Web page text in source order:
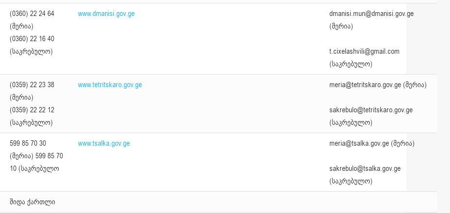
(0360) 22 24 64
(მერია)
(0360) 22 16 40
(საკრებულო)
www.dmanisi.gov.ge
dmanisi.mun@dmanisi.gov.ge
(მერია)
t.cixelashvili@gmail.com
(საკრებულო)
(0359) 22 23 38
(მერია)
(0359) 22 22 12
(საკრებულო)
www.tetritskaro.gov.ge meria@tetritskaro.gov.ge (მერია)
sakrebulo@tetritskaro.gov.ge
(საკრებულო)
599 85 70 30
(მერია) 599 85 70
10 (საკრებულო
www.tsalka.gov.ge meria@tsalka.gov.ge (მერია)
sakrebulo@tsalka.gov.ge
(საკრებულო)
შიდა ქართლი